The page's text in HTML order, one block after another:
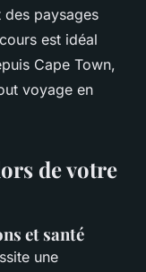
paysages
est idéal
Cape Town,
voyage en
de votre
et santé
une